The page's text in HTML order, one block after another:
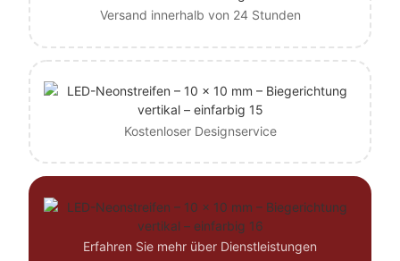
Versand innerhalb von 24 Stunden
Kostenloser Designservice
Erfahren Sie mehr über Dienstleistungen